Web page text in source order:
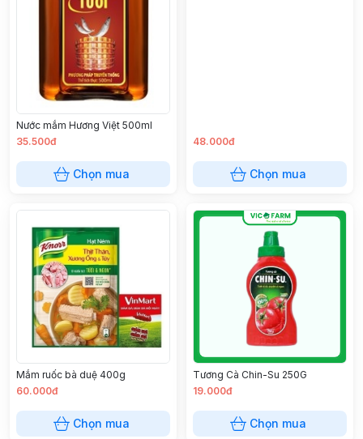
Nước mắm Hương Việt 500ml
35.500đ
Chọn mua
48.000đ
Chọn mua
Mắm ruốc bà duệ 400g
60.000đ
Chọn mua
Tương Cà Chin-Su 250G
19.000đ
Chọn mua